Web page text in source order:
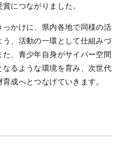
につながりました。
かけに、県内各地で同様の活
、活動の一環として仕組みづ
、青少年自身がサイバー空間
るような環境を育み、次世代
成へとつなげていきます。